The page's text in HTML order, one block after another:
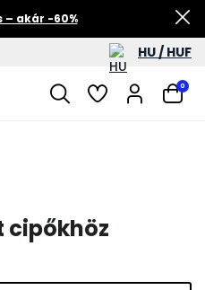
akár -60%
HU / HUF
0
cipőkhöz